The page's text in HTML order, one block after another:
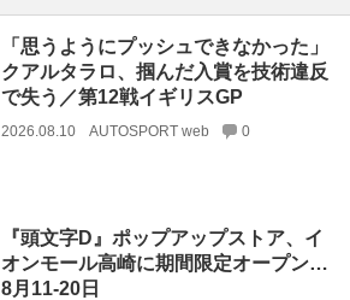
「思うようにプッシュできなかった」
クアルタラロ、掴んだ入賞を技術違反
で失う／第12戦イギリスGP
2026.08.10 AUTOSPORT web 0
『頭文字D』ポップアップストア、イ
オンモール高崎に期間限定オープン…
8月11‐20日